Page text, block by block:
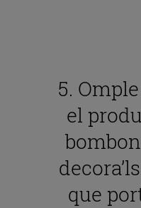
5.
el
que